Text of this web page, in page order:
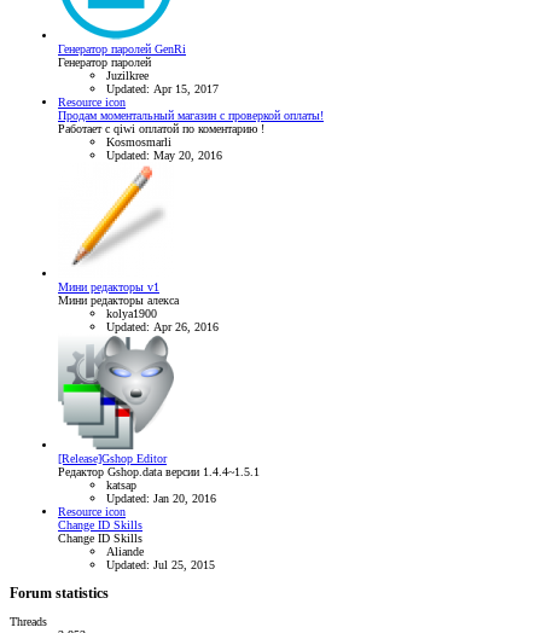
Генератор паролей GenRi
Генератор паролей
Juzilkree
Updated: Apr 15, 2017
Resource icon
Продам моментальный магазин с проверкой оплаты!
Работает с qiwi оплатой по коментарию !
Kosmosmarli
Updated: May 20, 2016
Мини редакторы v1
Мини редакторы алекса
kolya1900
Updated: Apr 26, 2016
[Release]Gshop Editor
Редактор Gshop.data версии 1.4.4~1.5.1
katsap
Updated: Jan 20, 2016
Resource icon
Change ID Skills
Change ID Skills
Aliande
Updated: Jul 25, 2015
Forum statistics
Threads